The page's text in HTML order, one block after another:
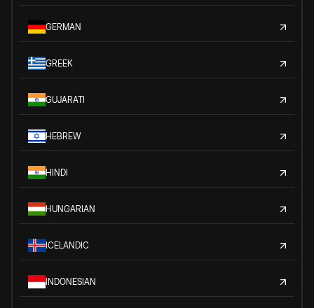
GERMAN
GREEK
GUJARATI
HEBREW
HINDI
HUNGARIAN
ICELANDIC
INDONESIAN